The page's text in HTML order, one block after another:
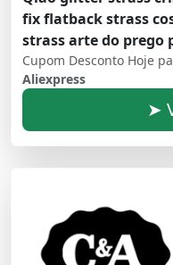
fix flatback strass
strass arte do prego
Cupom Desconto Hoje
Aliexpress
➤